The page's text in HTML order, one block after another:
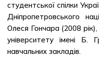
студентської спілки
Дніпропетровського
Олеся Гончара (2008
університету імені Б.
навчальних закладів.